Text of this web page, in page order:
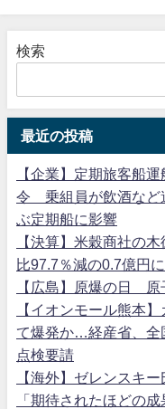
検索
最近の投稿
【企業】定期旅客船
令 乗組員が飲酒など
ぶ定期船に影響
【決算】米穀商社の
比97.7％減の0.7億円
【広島】原爆の日 原
【イオンモール熊本
て爆発か…経産省、全
点検要請
【海外】ゼレンスキ
「期待されたほどの